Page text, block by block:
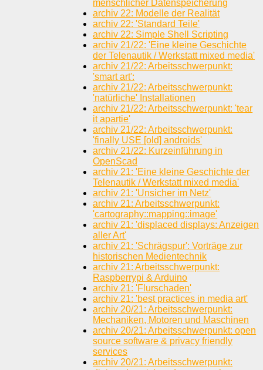
menschlicher Datenspeicherung
archiv 22: Modelle der Realität
archiv 22: 'Standard Teile'
archiv 22: Simple Shell Scripting
archiv 21/22: 'Eine kleine Geschichte
der Telenautik / Werkstatt mixed media'
archiv 21/22: Arbeitsschwerpunkt:
'smart art':
archiv 21/22: Arbeitsschwerpunkt:
'natürliche' Installationen
archiv 21/22: Arbeitsschwerpunkt: 'tear
it apartie'
archiv 21/22: Arbeitsschwerpunkt:
'finally USE [old] androids'
archiv 21/22: Kurzeinführung in
OpenScad
archiv 21: 'Eine kleine Geschichte der
Telenautik / Werkstatt mixed media'
archiv 21: 'Unsicher im Netz'
archiv 21: Arbeitsschwerpunkt:
'cartography::mapping::image'
archiv 21: 'displaced displays: Anzeigen
aller Art'
archiv 21: 'Schrägspur': Vorträge zur
historischen Medientechnik
archiv 21: Arbeitsschwerpunkt:
Raspberrypi & Arduino
archiv 21: 'Flurschaden'
archiv 21: 'best practices in media art'
archiv 20/21: Arbeitsschwerpunkt:
Mechaniken, Motoren und Maschinen
archiv 20/21: Arbeitsschwerpunkt: open
source software & privacy friendly
services
archiv 20/21: Arbeitsschwerpunkt: